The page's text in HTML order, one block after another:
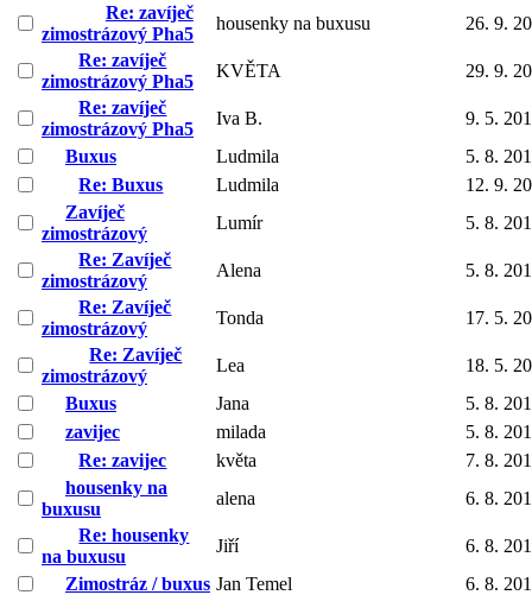
Re: zavíječ
zimostrázový Pha5
housenky na buxusu
26. 9.
Re: zavíječ
zimostrázový Pha5
KVĚTA
29. 9.
Re: zavíječ
zimostrázový Pha5
Iva B.
9. 5.
Buxus
Ludmila
5. 8.
Re: Buxus
Ludmila
12. 9.
Zavíječ
zimostrázový
Lumír
5. 8.
Re: Zavíječ
zimostrázový
Alena
5. 8.
Re: Zavíječ
zimostrázový
Tonda
17. 5.
Re: Zavíječ
zimostrázový
Lea
18. 5.
Buxus
Jana
5. 8.
zavijec
milada
5. 8.
Re: zavijec
květa
7. 8.
housenky na
buxusu
alena
6. 8.
Re: housenky
na buxusu
Jiří
6. 8.
Zimostráz / buxus Jan Temel
6. 8.